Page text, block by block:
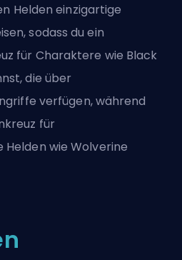
Helden einzigartige
sodass du ein
für Charaktere wie Black
die über
verfügen, während
für
wie Wolverine